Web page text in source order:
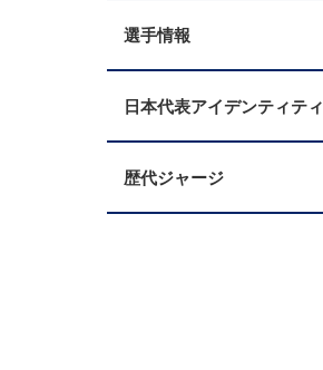
選手情報
日本代表アイデンティティ
歴代ジャージ